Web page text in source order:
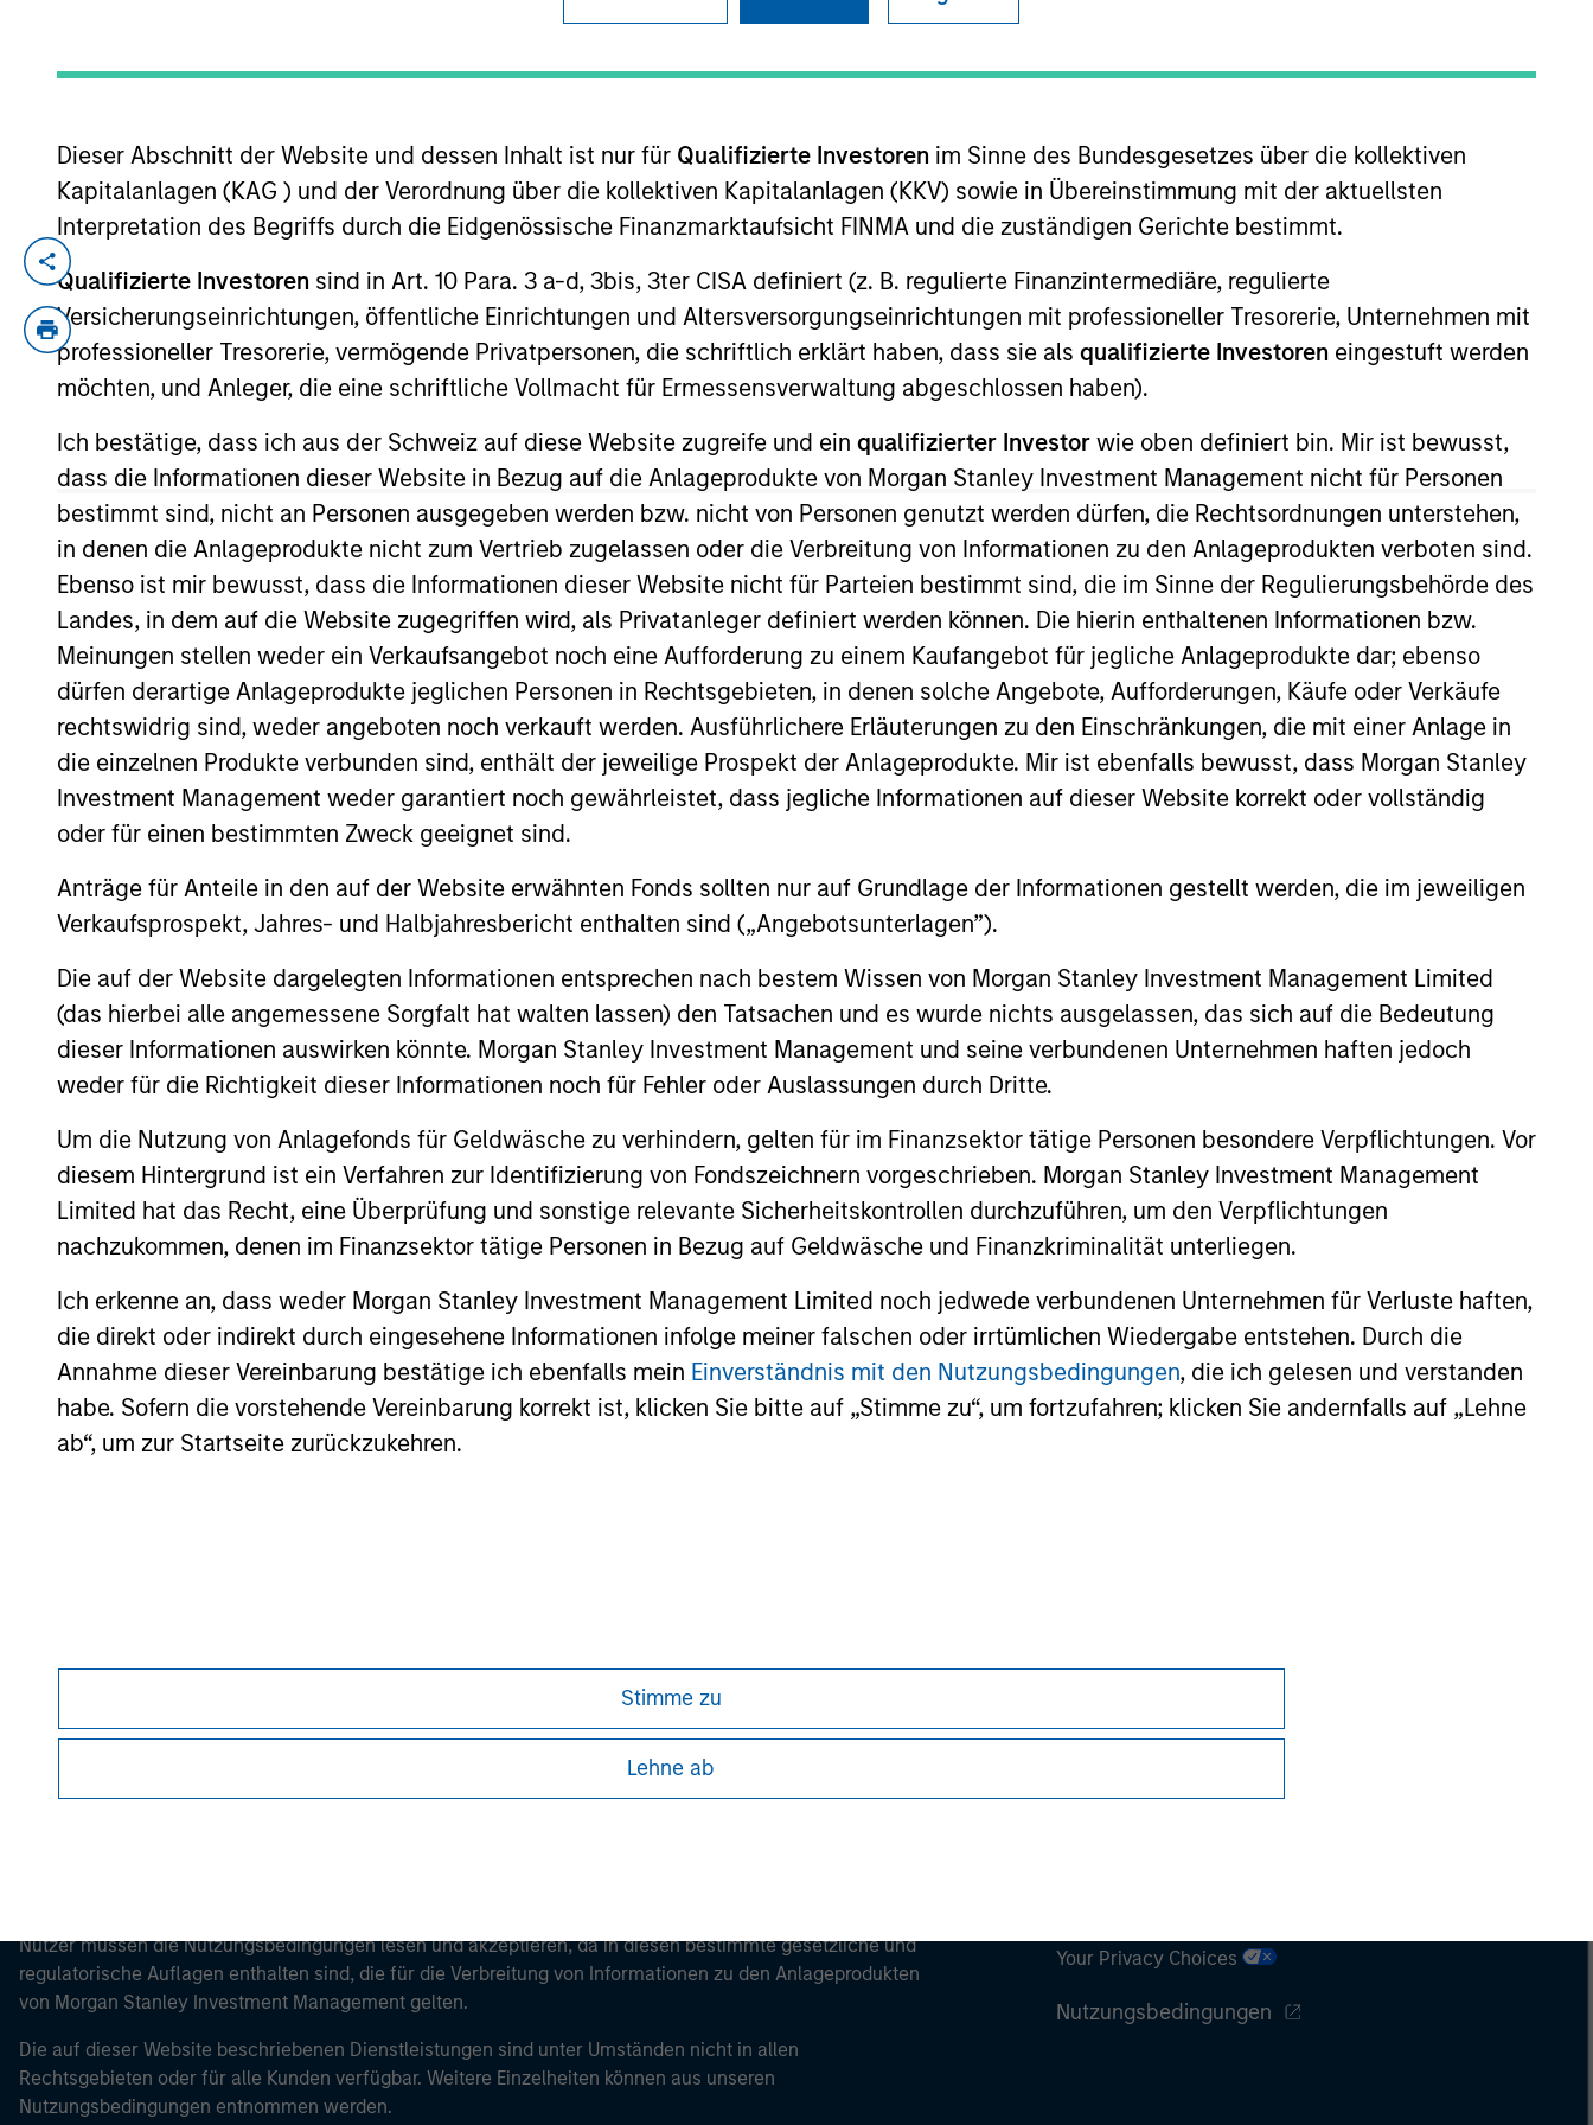
Dieser Abschnitt der Website und dessen Inhalt ist nur für Qualifizierte Investoren im Sinne des Bundesgesetzes über die kollektiven
Kapitalanlagen (KAG ) und der Verordnung über die kollektiven Kapitalanlagen (KKV) sowie in Übereinstimmung mit der aktuellsten
Interpretation des Begriffs durch die Eidgenössische Finanzmarktaufsicht FINMA und die zuständigen Gerichte bestimmt.
Qualifizierte Investoren sind in Art. 10 Para. 3 a-d, 3bis, 3ter CISA definiert (z. B. regulierte Finanzintermediäre, regulierte
Versicherungseinrichtungen, öffentliche Einrichtungen und Altersversorgungseinrichtungen mit professioneller Tresorerie, Unternehmen mit
professioneller Tresorerie, vermögende Privatpersonen, die schriftlich erklärt haben, dass sie als qualifizierte Investoren eingestuft werden
möchten, und Anleger, die eine schriftliche Vollmacht für Ermessensverwaltung abgeschlossen haben).
Ich bestätige, dass ich aus der Schweiz auf diese Website zugreife und ein qualifizierter Investor wie oben definiert bin. Mir ist bewusst,
dass die Informationen dieser Website in Bezug auf die Anlageprodukte von Morgan Stanley Investment Management nicht für Personen
bestimmt sind, nicht an Personen ausgegeben werden bzw. nicht von Personen genutzt werden dürfen, die Rechtsordnungen unterstehen,
in denen die Anlageprodukte nicht zum Vertrieb zugelassen oder die Verbreitung von Informationen zu den Anlageprodukten verboten sind.
Ebenso ist mir bewusst, dass die Informationen dieser Website nicht für Parteien bestimmt sind, die im Sinne der Regulierungsbehörde des
Landes, in dem auf die Website zugegriffen wird, als Privatanleger definiert werden können. Die hierin enthaltenen Informationen bzw.
Meinungen stellen weder ein Verkaufsangebot noch eine Aufforderung zu einem Kaufangebot für jegliche Anlageprodukte dar; ebenso
dürfen derartige Anlageprodukte jeglichen Personen in Rechtsgebieten, in denen solche Angebote, Aufforderungen, Käufe oder Verkäufe
rechtswidrig sind, weder angeboten noch verkauft werden. Ausführlichere Erläuterungen zu den Einschränkungen, die mit einer Anlage in
die einzelnen Produkte verbunden sind, enthält der jeweilige Prospekt der Anlageprodukte. Mir ist ebenfalls bewusst, dass Morgan Stanley
Investment Management weder garantiert noch gewährleistet, dass jegliche Informationen auf dieser Website korrekt oder vollständig
oder für einen bestimmten Zweck geeignet sind.
Anträge für Anteile in den auf der Website erwähnten Fonds sollten nur auf Grundlage der Informationen gestellt werden, die im jeweiligen
Verkaufsprospekt, Jahres- und Halbjahresbericht enthalten sind („Angebotsunterlagen”).
Die auf der Website dargelegten Informationen entsprechen nach bestem Wissen von Morgan Stanley Investment Management Limited
(das hierbei alle angemessene Sorgfalt hat walten lassen) den Tatsachen und es wurde nichts ausgelassen, das sich auf die Bedeutung
dieser Informationen auswirken könnte. Morgan Stanley Investment Management und seine verbundenen Unternehmen haften jedoch
weder für die Richtigkeit dieser Informationen noch für Fehler oder Auslassungen durch Dritte.
Um die Nutzung von Anlagefonds für Geldwäsche zu verhindern, gelten für im Finanzsektor tätige Personen besondere Verpflichtungen. Vor
diesem Hintergrund ist ein Verfahren zur Identifizierung von Fondszeichnern vorgeschrieben. Morgan Stanley Investment Management
Limited hat das Recht, eine Überprüfung und sonstige relevante Sicherheitskontrollen durchzuführen, um den Verpflichtungen
nachzukommen, denen im Finanzsektor tätige Personen in Bezug auf Geldwäsche und Finanzkriminalität unterliegen.
Ich erkenne an, dass weder Morgan Stanley Investment Management Limited noch jedwede verbundenen Unternehmen für Verluste haften,
die direkt oder indirekt durch eingesehene Informationen infolge meiner falschen oder irrtümlichen Wiedergabe entstehen. Durch die
Annahme dieser Vereinbarung bestätige ich ebenfalls mein Einverständnis mit den Nutzungsbedingungen, die ich gelesen und verstanden
habe. Sofern die vorstehende Vereinbarung korrekt ist, klicken Sie bitte auf „Stimme zu“, um fortzufahren; klicken Sie andernfalls auf „Lehne
ab“, um zur Startseite zurückzukehren.
Stimme zu
Lehne ab
YEARS OF INDUSTRY EXPERIENCE
Andrew Griffin is an Executive Director of Morgan Stanley and is based in Houston. Mr. Griffin joined Morgan Stanley Energy
Partners in 2017 after completing graduate school. From 2013 to 2015, Mr. Griffin was an Associate at Lindsay Goldberg and, from
2011 to 2013, he worked as an Analyst in the Mergers & Acquisitions group of Bank of America Merrill Lynch. He currently serves
on the Board of Directors of Catalyst Energy Services, Mission Creek Resources and SolMicroGrid, all current MSEP portfolio
companies. Mr. Griffin holds an A.B. in Economics, magna cum laude, from Harvard College and an M.B.A. from the Wharton
School of the University of Pennsylvania where he was a Palmer Scholar.
Team Insights
PRESS RELEASE
Morgan Stanley Energy
Partners Announces
Strategic Partnership with
SolMicroGrid
Stanley Energy Partners (MSEP), part of
Morgan Stanley Investment Management,
announced today that they have
completed an investment in Alpharetta,
Georgia-based SolMicroGrid. This
strategic partnership will support the
growth of SolMicroGrid’s business, which
offers innovative microgrid solutions
through an Energy-as-a-Service (EaaS)
business model.
07-JAN-2021
ALTS IN FOCUS
Private Equity 2026 Midyear
Outlook
is now in place. The next phase depends
less on direction than on breadth.
Private Equity 2026 Outlook
We believe the present cycle has several
exits and distributions to PE investors.
Learn why in our 2026 Private Equity
outlook.
16-DEC-2025
May not represent all Team Members.
The information on this page is for informational purposes only. The information contained herein does not constitute and should not be construed as an
offering of advisory services or an offer to sell or a solicitation of an offer to buy any securities in any jurisdiction in which such offer or solicitation,
purchase or sale would be unlawful under the securities, insurance or other laws of such jurisdiction.
All investing involves risks, including a loss of principal.
Nutzer müssen die Nutzungsbedingungen lesen und akzeptieren, da in diesen bestimmte gesetzliche und
regulatorische Auflagen enthalten sind, die für die Verbreitung von Informationen zu den Anlageprodukten
von Morgan Stanley Investment Management gelten.
Die auf dieser Website beschriebenen Dienstleistungen sind unter Umständen nicht in allen
Rechtsgebieten oder für alle Kunden verfügbar. Weitere Einzelheiten können aus unseren
Nutzungsbedingungen entnommen werden.
Your Privacy Choices
Nutzungsbedingungen